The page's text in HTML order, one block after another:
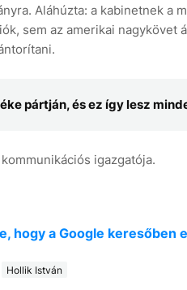
Aláhúzta: a kabinetnek a
sem az amerikai nagykövet
pártján, és ez így lesz
igazgatója.
hogy a Google keresőben
Hollik István